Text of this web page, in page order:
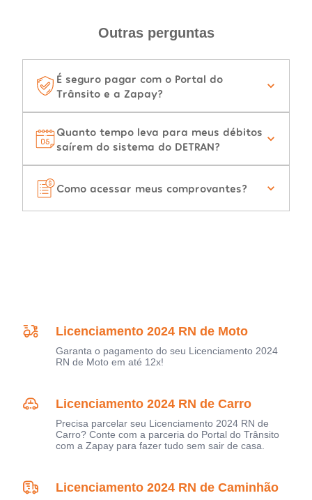
Outras perguntas
É seguro pagar com o Portal do
Trânsito e a Zapay?
Quanto tempo leva para meus débitos
saírem do sistema do DETRAN?
Como acessar meus comprovantes?
Licenciamento 2024 RN de Moto
Garanta o pagamento do seu Licenciamento 2024
RN de Moto em até 12x!
Licenciamento 2024 RN de Carro
Precisa parcelar seu Licenciamento 2024 RN de
Carro? Conte com a parceria do Portal do Trânsito
com a Zapay para fazer tudo sem sair de casa.
Licenciamento 2024 RN de Caminhão